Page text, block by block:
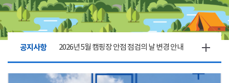
공지사항 2026년 5월 캠핑장 안점 점검의 날 변경 안내
캠핑장(9월1일~6일) 미운영 공지